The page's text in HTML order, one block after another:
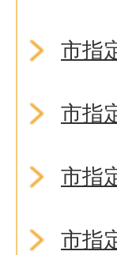
市指
市指
市指
市指